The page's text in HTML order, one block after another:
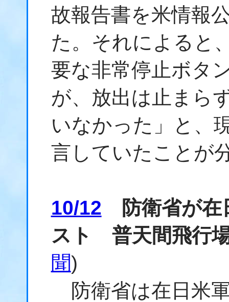
故報告書を米情報
た。それによると
要な非常停止ボタ
が、放出は止まら
いなかった」と、
言していたことが
10/12 防衛省が在
スト 普天間飛行
聞)
防衛省は在日米